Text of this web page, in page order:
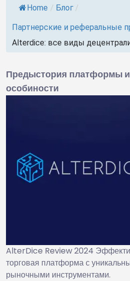
Home / Блог /
Партнерские и реферальные
Alterdice: все виды
Предыстория платформы
особиности
AlterDice Review 2024
торговая платформа с
рыночными инструментами.